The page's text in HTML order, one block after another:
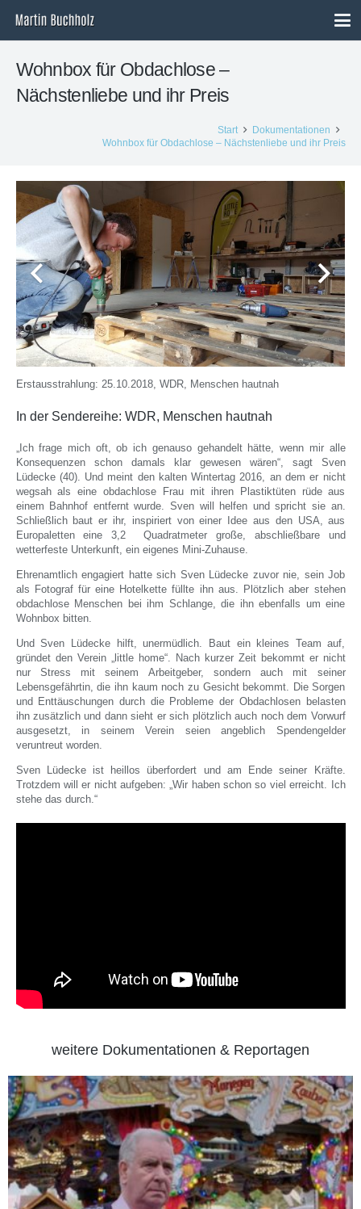
Wohnbox für Obdachlose –
Nächstenliebe und ihr Preis
Start
Dokumentationen
Wohnbox für Obdachlose – Nächstenliebe und ihr Preis
Erstausstrahlung: 25.10.2018, WDR, Menschen hautnah
In der Sendereihe: WDR, Menschen hautnah
„Ich frage mich oft, ob ich genauso gehandelt hätte, wenn mir alle
Konsequenzen schon damals klar gewesen wären“, sagt Sven
Lüdecke (40). Und meint den kalten Wintertag 2016, an dem er nicht
wegsah als eine obdachlose Frau mit ihren Plastiktüten rüde aus
einem Bahnhof entfernt wurde. Sven will helfen und spricht sie an.
Schließlich baut er ihr, inspiriert von einer Idee aus den USA, aus
Europaletten eine 3,2 Quadratmeter große, abschließbare und
wetterfeste Unterkunft, ein eigenes Mini-Zuhause.
Ehrenamtlich engagiert hatte sich Sven Lüdecke zuvor nie, sein Job
als Fotograf für eine Hotelkette füllte ihn aus. Plötzlich aber stehen
obdachlose Menschen bei ihm Schlange, die ihn ebenfalls um eine
Wohnbox bitten.
Und Sven Lüdecke hilft, unermüdlich. Baut ein kleines Team auf,
gründet den Verein „little home“. Nach kurzer Zeit bekommt er nicht
nur Stress mit seinem Arbeitgeber, sondern auch mit seiner
Lebensgefährtin, die ihn kaum noch zu Gesicht bekommt. Die Sorgen
und Enttäuschungen durch die Probleme der Obdachlosen belasten
ihn zusätzlich und dann sieht er sich plötzlich auch noch dem Vorwurf
ausgesetzt, in seinem Verein seien angeblich Spendengelder
veruntreut worden.
Sven Lüdecke ist heillos überfordert und am Ende seiner Kräfte.
Trotzdem will er nicht aufgeben: „Wir haben schon so viel erreicht. Ich
stehe das durch.“
weitere Dokumentationen & Reportagen